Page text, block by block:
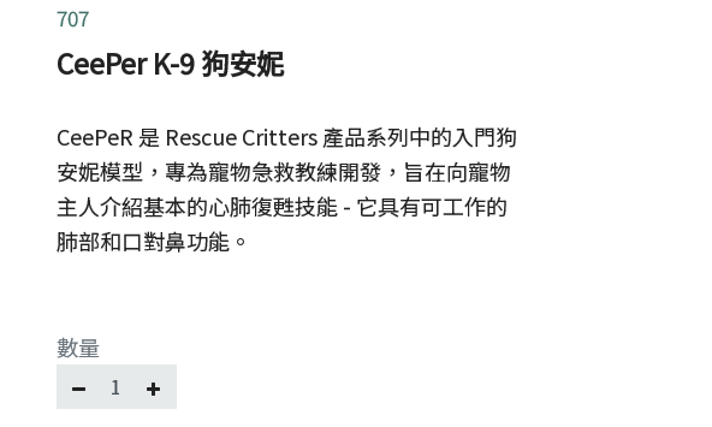
707
CeePer K-9 狗安妮
CeePeR 是 Rescue Critters 產品系列中的入門狗
安妮模型，專為寵物急救教練開發，旨在向寵物
主人介紹基本的心肺復甦技能 - 它具有可工作的
肺部和口對鼻功能。
數量